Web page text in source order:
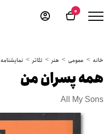
0
خانه عمومی هنر تئاتر نمایشنامه
همه پسران من
All My Sons